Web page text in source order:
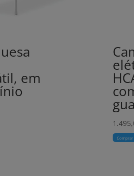
em
Comprar